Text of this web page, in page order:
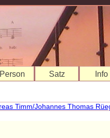
Person Satz Info